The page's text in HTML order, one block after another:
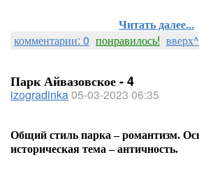
Читать далее...
комментарии: 0 понравилось! вверх^
Парк Айвазовское - 4
izogradinka05-03-2023 06:35
Общий стиль парка – романтизм.
историческая тема – античность.